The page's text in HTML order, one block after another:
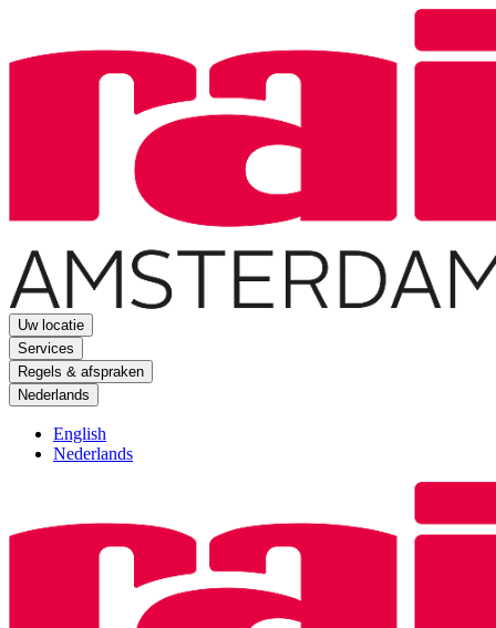
Uw locatie
Services
Regels & afspraken
Nederlands
English
Nederlands